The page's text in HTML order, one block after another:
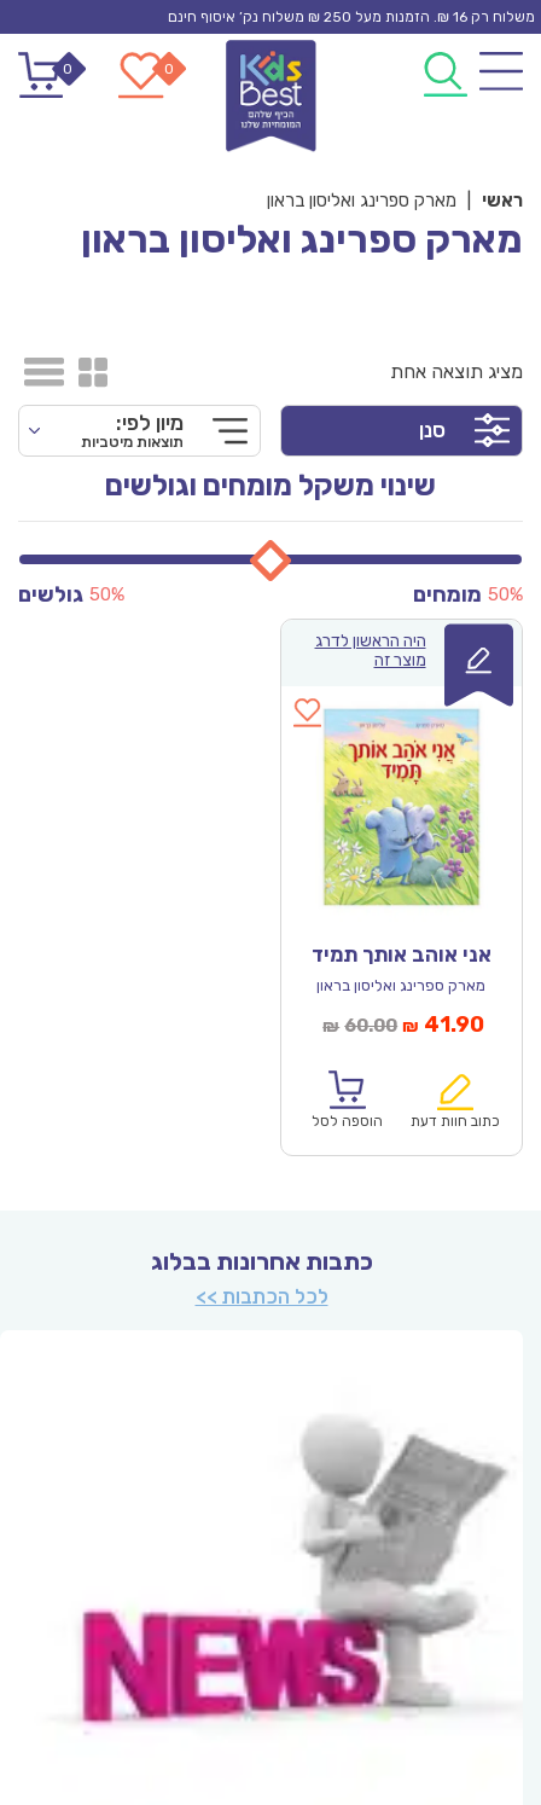
Skip
content
משלוח רק 16 ₪. הזמנות מעל 250 ₪ משלוח נק’ איסוף חינם
0
0
ראשי מארק ספרינג ואליסון בראון
מארק ספרינג ואליסון בראון
מציג תוצאה אחת
סנן מיון לפי:
תוצאות מיטביות
שינוי משקל מומחים וגולשים
מומחים 50% גולשים 50%
היה הראשון לדרג
מוצר זה
אני אוהב אותך תמיד
מארק ספרינג ואליסון בראון
₪ 60.00המחיר
₪60.00.
₪ 41.90
כתוב חוות דעת הוספה לסל
כתבות אחרונות בבלוג
לכל הכתבות >>